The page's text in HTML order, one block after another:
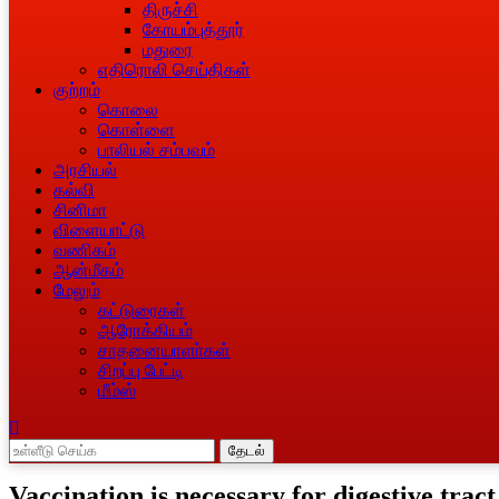
திருச்சி
கோயம்புத்தூர்
மதுரை
எதிரொலி செய்திகள்
குற்றம்
கொலை
கொள்ளை
பாலியல் சம்பவம்
அரசியல்
கல்வி
சினிமா
விளையாட்டு
வணிகம்
ஆன்மீகம்
மேலும்
கட்டுரைகள்
ஆரோக்கியம்
சாதனையாளா்கள்
சிறப்பு பேட்டி
மீம்ஸ்
தேடல்